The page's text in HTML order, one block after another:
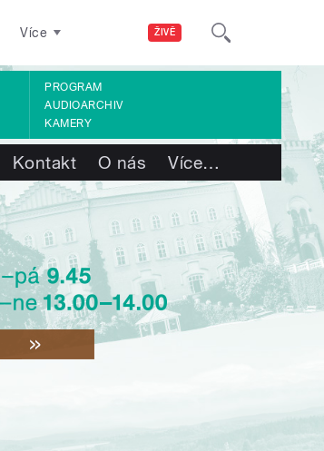
ŽIVĚ
Více
PROGRAM
AUDIOARCHIV
KAMERY
Kontakt O nás Více…